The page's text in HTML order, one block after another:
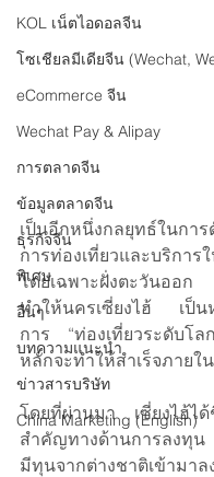
KOL เน็ตไอดอลจีน
โซเชียลมีเดียจีน (Wechat,
eCommerce จีน
Wechat Pay & Alipay
การตลาดจีน
ข้อมูลตลาดจีน
ธุรกิจจีน
พิเศษ
อื่นๆ
บทความแนะนำ
ข่าวสารบริษัท
China Marketing (English)
เป็นอีกหนึ่งกลยุทธ์ในกา
การท่องเที่ยวและบริการ
โดยเฉพาะฝั่งตะวันออ
ทำให้นครเซี่ยงไฮ้ เป็น
การ “ท่องเที่ยวระดับโล
หลักจะทำให้สำเร็จภายใ
โดยที่ผ่านมา เซี่ยงไฮ้ได้
สำคัญทางด้านการลงทุน
มีทุนจากต่างชาติเข้ามา